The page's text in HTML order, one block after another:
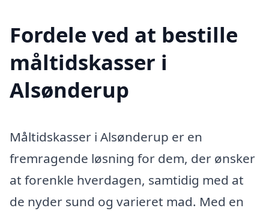
Fordele ved at bestille
måltidskasser i
Alsønderup
Måltidskasser i Alsønderup er en
fremragende løsning for dem, der ønsker
at forenkle hverdagen, samtidig med at
de nyder sund og varieret mad. Med en